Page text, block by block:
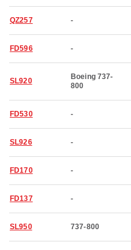
QZ257 -
FD596 -
SL920
Boeing 737-
800
FD530 -
SL926 -
FD170 -
FD137 -
SL950 737-800